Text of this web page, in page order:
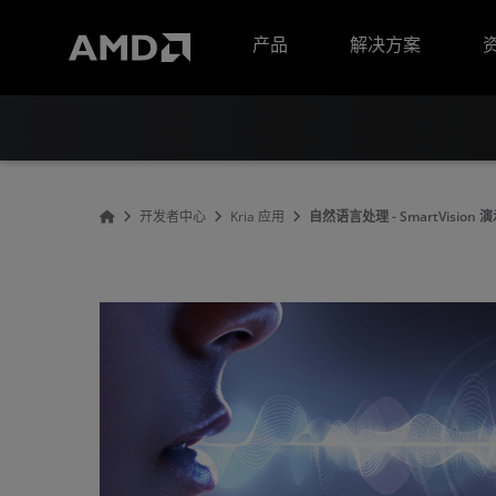
产品
解决方案
开发者中心 Kria 应用 自然语言处理 - SmartVision